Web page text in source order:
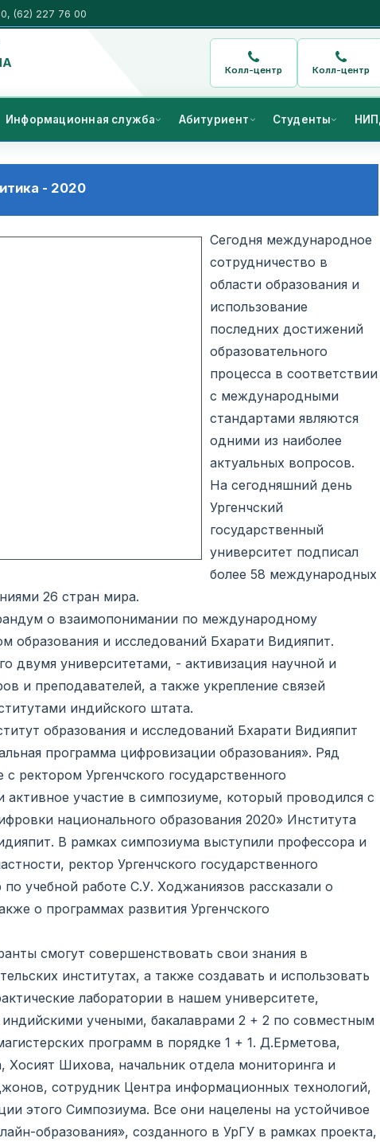
(62) 227 76 00
Колл-центр Колл-центр
Информационная служба Абитуриент Студенты
- 2020
Сегодня международное
сотрудничество в
области образования и
использование
последних достижений
образовательного
процесса в соответствии
с международными
стандартами являются
одними из наиболее
актуальных вопросов.
На сегодняшний день
Ургенчский
государственный
университет подписал
более 58 международных
26 стран мира.
о взаимопонимании по международному
образования и исследований Бхарати Видияпит.
двумя университетами, - активизация научной и
и преподавателей, а также укрепление связей
индийского штата.
образования и исследований Бхарати Видияпит
программа цифровизации образования». Ряд
ректором Ургенчского государственного
участие в симпозиуме, который проводился с
национального образования 2020» Института
В рамках симпозиума выступили профессора и
ректор Ургенчского государственного
учебной работе С.У. Ходжаниязов рассказали о
о программах развития Ургенчского
смогут совершенствовать свои знания в
институтах, а также создавать и использовать
лаборатории в нашем университете,
индийскими учеными, бакалаврами 2 + 2 по совместным
программ в порядке 1 + 1. Д.Ерметова,
Хосият Шихова, начальник отдела мониторинга и
сотрудник Центра информационных технологий,
этого Симпозиума. Все они нацелены на устойчивое
образования», созданного в УрГУ в рамках проекта,